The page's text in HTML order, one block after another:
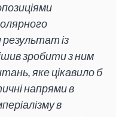
результат із
зробити з ним
яке цікавило б
напрями в
в